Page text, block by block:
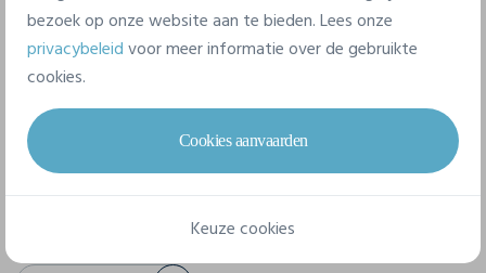
9 beschikbare maten
M L XL
3XL 4XL 5XL
bezoek op onze website aan te bieden. Lees onze
privacybeleidvoor meer informatie over de gebruikte
cookies.
Cookies aanvaarden
Keuze cookies